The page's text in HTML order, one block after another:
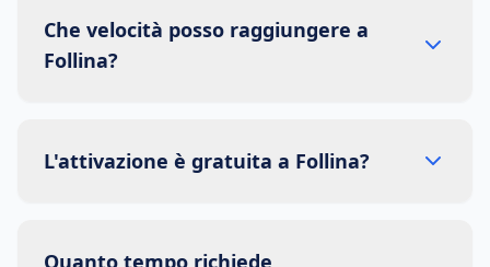
Che velocità posso raggiungere a
Follina?
L'attivazione è gratuita a Follina?
Quanto tempo richiede